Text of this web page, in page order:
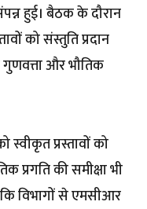
हुई। बैठक के दौरान
को संस्तुति प्रदान
और भौतिक
प्रस्तावों को
प्रगति की समीक्षा भी
विभागों से एमसीआर